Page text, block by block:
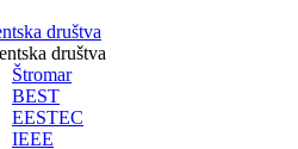
društva
društva
Štromar
BEST
EESTEC
IEEE